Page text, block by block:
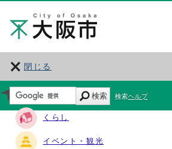
閉じる
サイト・ナビ
くらし
イベント・観光
検索 検索ヘルプ